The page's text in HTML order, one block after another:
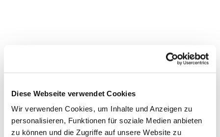
Diese Webseite verwendet Cookies
Wir verwenden Cookies, um Inhalte und Anzeigen zu
personalisieren, Funktionen für soziale Medien anbieten
zu können und die Zugriffe auf unsere Website zu